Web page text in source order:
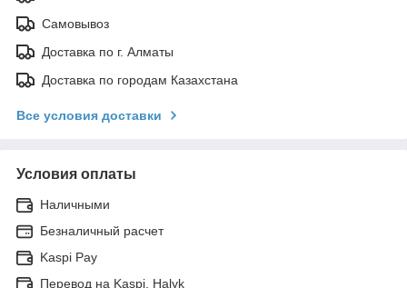
Самовывоз
Доставка по г. Алматы
Доставка по городам Казахстана
Все условия доставки
Условия оплаты
Наличными
Безналичный расчет
Kaspi Pay
Перевод на Kaspi, Halyk